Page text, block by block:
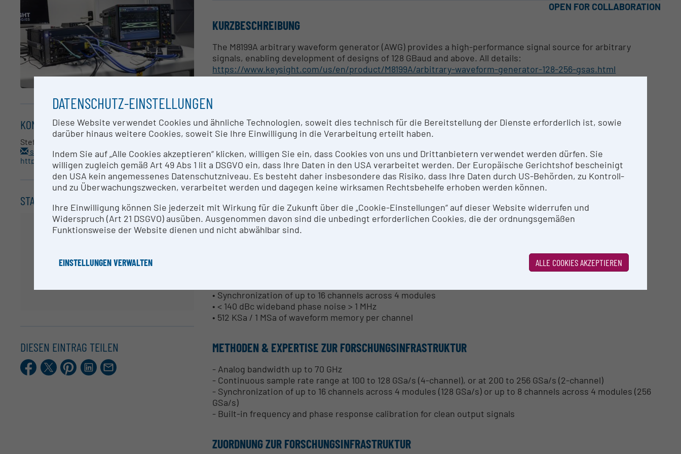
OPEN FOR COLLABORATION
KURZBESCHREIBUNG
The M8199A arbitrary waveform generator (AWG) provides a high-performance signal source for arbitrary
signals, enabling development of designs of 128 GBaud and above. All details:
https://www.keysight.com/us/en/product/M8199A/arbitrary-waveform-generator-128-256-gsas.html
Stefan Wimmer
RESEARCH SERVICES
The Keysight M8199A arbitrary waveform generator (AWG) has the highest sample rate and the widest
bandwidth in its class with up to four synchronized channels operating simultaneously in one module
• Up to 70 GHz analog bandwidth
• Built-in frequency and phase response calibration for clean output signals
• 6 bits ENOB, DC to 50 GHz, Fs 100 GSa/s
• Synchronization of up to 16 channels across 4 modules
• < 140 dBc wideband phase noise > 1 MHz
• 512 KSa / 1 MSa of waveform memory per channel
METHODEN & EXPERTISE ZUR FORSCHUNGSINFRASTRUKTUR
- Analog bandwidth up to 70 GHz
- Continuous sample rate range at 100 to 128 GSa/s (4-channel), or at 200 to 256 GSa/s (2-channel)
- Synchronization of up to 16 channels across 4 modules (128 GSa/s) or up to 8 channels across 4 modules (256
GSa/s)
- Built-in frequency and phase response calibration for clean output signals
ZUORDNUNG ZUR FORSCHUNGSINFRASTRUKTUR
KONTAKT
Stefan Wimmer
stefan.wimmer@silicon-austria.com
https://silicon-austria-labs.com/
STANDORT
DIESEN EINTRAG TEILEN
Facebook
X.comPinterestLinkedIn
E-
Mail
DATENSCHUTZ-EINSTELLUNGEN
Diese Website verwendet Cookies und ähnliche Technologien, soweit dies technisch für die Bereitstellung der Dienste erforderlich ist, sowie
darüber hinaus weitere Cookies, soweit Sie Ihre Einwilligung in die Verarbeitung erteilt haben.
Indem Sie auf „Alle Cookies akzeptieren“ klicken, willigen Sie ein, dass Cookies von uns und Drittanbietern verwendet werden dürfen. Sie
willigen zugleich gemäß Art 49 Abs 1 lit a DSGVO ein, dass Ihre Daten in den USA verarbeitet werden. Der Europäische Gerichtshof bescheinigt
den USA kein angemessenes Datenschutzniveau. Es besteht daher insbesondere das Risiko, dass Ihre Daten durch US-Behörden, zu Kontroll-
und zu Überwachungszwecken, verarbeitet werden und dagegen keine wirksamen Rechtsbehelfe erhoben werden können.
Ihre Einwilligung können Sie jederzeit mit Wirkung für die Zukunft über die „Cookie-Einstellungen“ auf dieser Website widerrufen und
Widerspruch (Art 21 DSGVO) ausüben. Ausgenommen davon sind die unbedingt erforderlichen Cookies, die der ordnungsgemäßen
Funktionsweise der Website dienen und nicht abwählbar sind.
EINSTELLUNGEN VERWALTEN ALLE COOKIES AKZEPTIEREN